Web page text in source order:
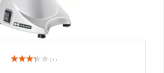
( 1 )